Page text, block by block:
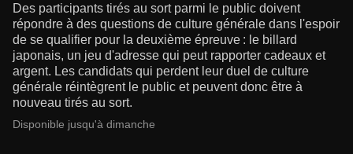
Des participants tirés au sort parmi le public doivent
répondre à des questions de culture générale dans l'espoir
de se qualifier pour la deuxième épreuve : le billard
japonais, un jeu d'adresse qui peut rapporter cadeaux et
argent. Les candidats qui perdent leur duel de culture
générale réintègrent le public et peuvent donc être à
nouveau tirés au sort.
Disponible jusqu'à dimanche